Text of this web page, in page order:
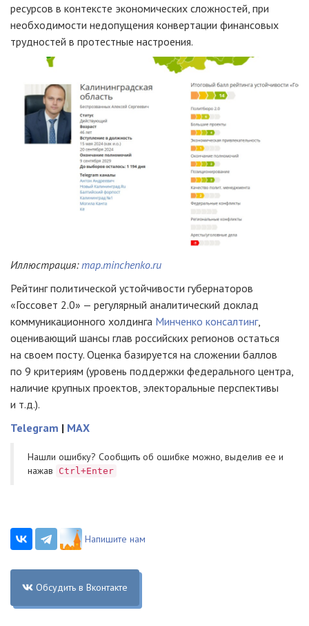
ресурсов в контексте экономических сложностей, при
необходимости недопущения конвертации финансовых
трудностей в протестные настроения.
Иллюстрация: map.minchenko.ru
Рейтинг политической устойчивости губернаторов
«Госсовет 2.0» — регулярный аналитический доклад
коммуникационного холдинга Минченко консалтинг,
оценивающий шансы глав российских регионов остаться
на своем посту. Оценка базируется на сложении баллов
по 9 критериям (уровень поддержки федерального центра,
наличие крупных проектов, электоральные перспективы
и т.д.).
Telegram | MAX
Нашли ошибку? Cообщить об ошибке можно, выделив ее и
нажав
Ctrl+Enter
Напишите нам
Обсудить в Вконтакте